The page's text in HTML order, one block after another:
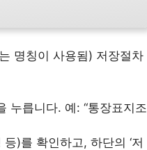
명칭이 사용됨) 저장절차
누릅니다. 예: “통장표지조
)를 확인하고, 하단의 ‘저